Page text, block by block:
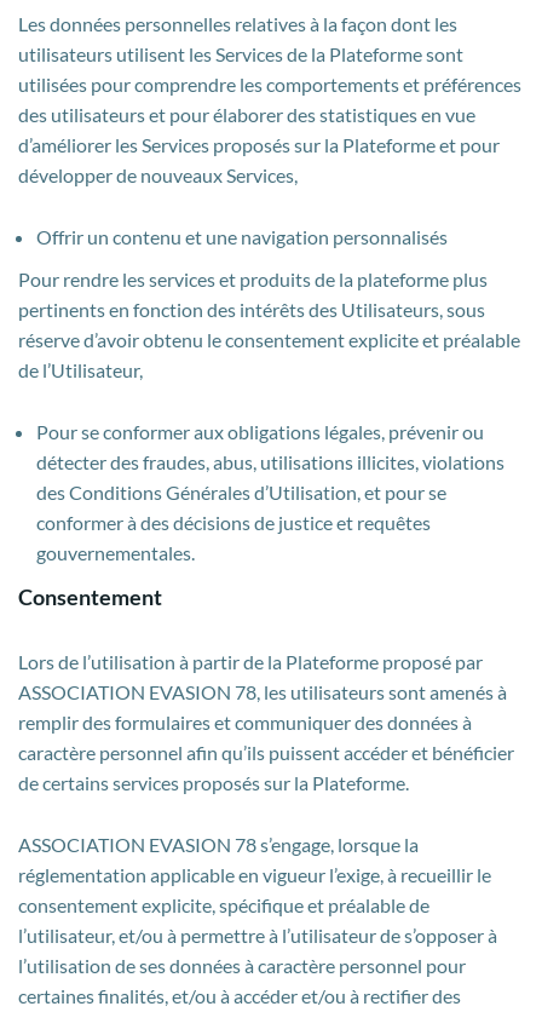
Les données personnelles relatives à la façon dont les
utilisateurs utilisent les Services de la Plateforme sont
utilisées pour comprendre les comportements et préférences
des utilisateurs et pour élaborer des statistiques en vue
d’améliorer les Services proposés sur la Plateforme et pour
développer de nouveaux Services,
Offrir un contenu et une navigation personnalisés
Pour rendre les services et produits de la plateforme plus
pertinents en fonction des intérêts des Utilisateurs, sous
réserve d’avoir obtenu le consentement explicite et préalable
de l’Utilisateur,
Pour se conformer aux obligations légales, prévenir ou
détecter des fraudes, abus, utilisations illicites, violations
des Conditions Générales d’Utilisation, et pour se
conformer à des décisions de justice et requêtes
gouvernementales.
Consentement
Lors de l’utilisation à partir de la Plateforme proposé par
ASSOCIATION EVASION 78, les utilisateurs sont amenés à
remplir des formulaires et communiquer des données à
caractère personnel afin qu’ils puissent accéder et bénéficier
de certains services proposés sur la Plateforme.
ASSOCIATION EVASION 78 s’engage, lorsque la
réglementation applicable en vigueur l’exige, à recueillir le
consentement explicite, spécifique et préalable de
l’utilisateur, et/ou à permettre à l’utilisateur de s’opposer à
l’utilisation de ses données à caractère personnel pour
certaines finalités, et/ou à accéder et/ou à rectifier des